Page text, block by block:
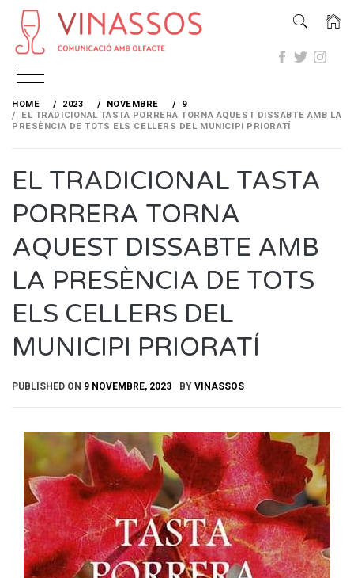
Skip
content
HOME 2023 NOVEMBRE
9
EL TRADICIONAL TASTA PORRERA TORNA AQUEST DISSABTE AMB LA
PRESÈNCIA DE TOTS ELS CELLERS DEL MUNICIPI PRIORATÍ
EL TRADICIONAL TASTA
PORRERA TORNA
AQUEST DISSABTE AMB
LA PRESÈNCIA DE TOTS
ELS CELLERS DEL
MUNICIPI PRIORATÍ
PUBLISHED ON 9 NOVEMBRE, 2023 BY VINASSOS